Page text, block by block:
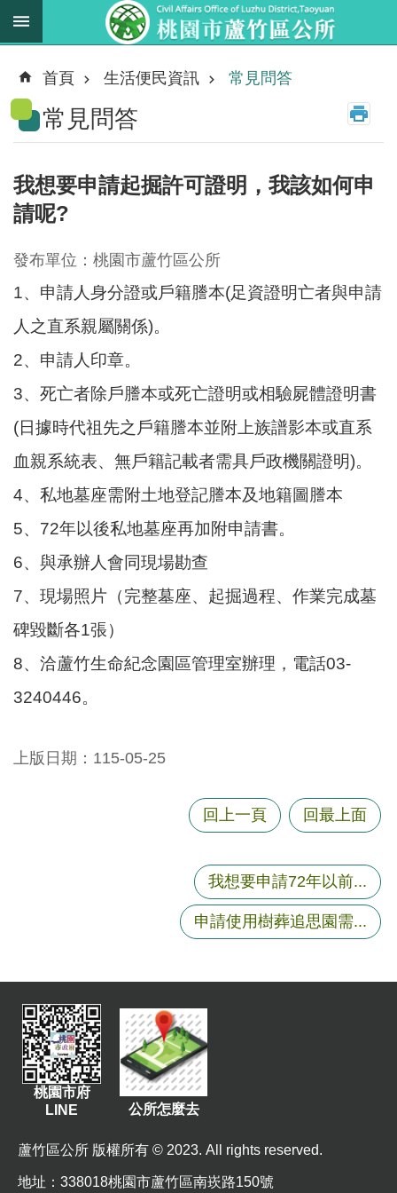
跳到主要內容區塊
新
消
息
務
職
掌
法
資
料
進
搜
蘆
竹
介
紹
訊
公
告
活
便
關
資
料
頁
網
首頁 生活便民資訊 常見問答
常見問答
我想要申請起掘許可證明，我該如何申
請呢?
發布單位：桃園市蘆竹區公所
1、申請人身分證或戶籍謄本(足資證明亡者與申請
人之直系親屬關係)。
2、申請人印章。
3、死亡者除戶謄本或死亡證明或相驗屍體證明書
(日據時代祖先之戶籍謄本並附上族譜影本或直系
血親系統表、無戶籍記載者需具戶政機關證明)。
4、私地墓座需附土地登記謄本及地籍圖謄本
5、72年以後私地墓座再加附申請書。
6、與承辦人會同現場勘查
7、現場照片（完整墓座、起掘過程、作業完成墓
碑毀斷各1張）
8、洽蘆竹生命紀念園區管理室辦理，電話03-
3240446。
上版日期：115-05-25
回上一頁 回最上面
我想要申請72年以前...
申請使用樹葬追思園需...
桃園市府
LINE
公所怎麼去
蘆竹區公所 版權所有 © 2023. All rights reserved.
地址 ：338018桃園市蘆竹區南崁路150號